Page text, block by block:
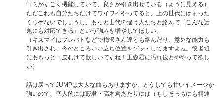
コミがすごく機能していて、良さが引き出せている（ように見える）
ただこれも自分たちだけでワイワイやってると、上の世代にはまった
くウケないでしょうし、もっと世代の違う人たちと絡んで「こんな話
題にも対応できる」という強みを増やしてほしい。
（キスマイはプレバトなどで梅沢さん達とも絡んだり、意外な能力も
引き出され、今のところいい立ち位置をゲットしてますよね。役者組
にももっと一皮むけて欲しいですね！玉森君に汚れ役とややって欲し
い）
話は戻ってJUMPは大人な曲もありますが、どうしても甘いイメージが
強いので、個人的には藪君・高木君あたりには（もしそっちにも精通